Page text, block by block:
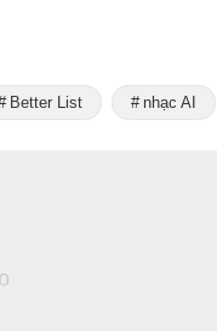
Better List nhạc AI